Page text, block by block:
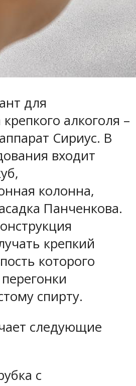
для
алкоголя –
Сириус. В
входит
колонна,
Панченкова.
крепкий
которого
спирту.
следующие
с